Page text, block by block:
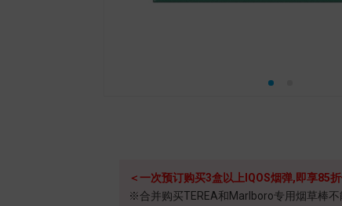
＜一次预订购买3盒以上IQOS烟弹,即享85
※合并购买TEREA和Marlboro专用烟草棒不